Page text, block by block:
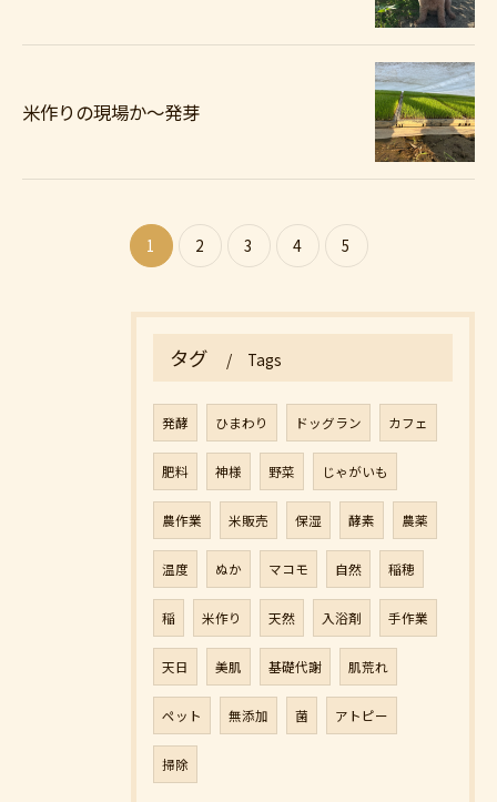
米作りの現場か〜発芽
1 2 3 4 5
タグ Tags
発酵 ひまわり ドッグラン カフェ
肥料 神様 野菜 じゃがいも
農作業 米販売 保湿 酵素 農薬
温度 ぬか マコモ 自然 稲穂
稲 米作り 天然 入浴剤 手作業
天日 美肌 基礎代謝 肌荒れ
ペット 無添加 菌 アトピー
掃除
ご購入はこちら